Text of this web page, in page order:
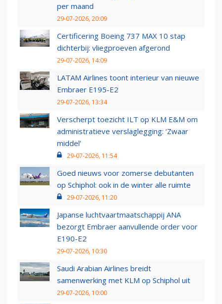
per maand
29-07-2026, 20:09
Certificering Boeing 737 MAX 10 stap
dichterbij: vliegproeven afgerond
29-07-2026, 14:09
LATAM Airlines toont interieur van nieuwe
Embraer E195-E2
29-07-2026, 13:34
Verscherpt toezicht ILT op KLM E&M om
administratieve verslaglegging: ‘Zwaar
middel’
29-07-2026, 11:54
Goed nieuws voor zomerse debutanten
op Schiphol: ook in de winter alle ruimte
29-07-2026, 11:20
Japanse luchtvaartmaatschappij ANA
bezorgt Embraer aanvullende order voor
E190-E2
29-07-2026, 10:30
Saudi Arabian Airlines breidt
samenwerking met KLM op Schiphol uit
29-07-2026, 10:00